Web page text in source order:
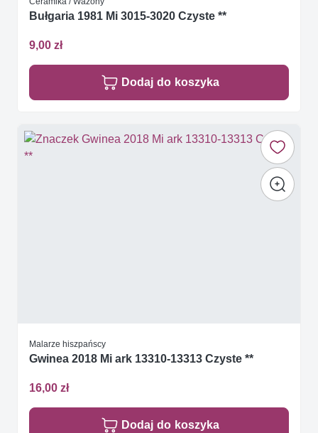
Bułgaria 1981 Mi 3015-3020 Czyste **
9,00 zł
Dodaj do koszyka
Malarze hiszpańscy
Gwinea 2018 Mi ark 13310-13313 Czyste **
16,00 zł
Dodaj do koszyka